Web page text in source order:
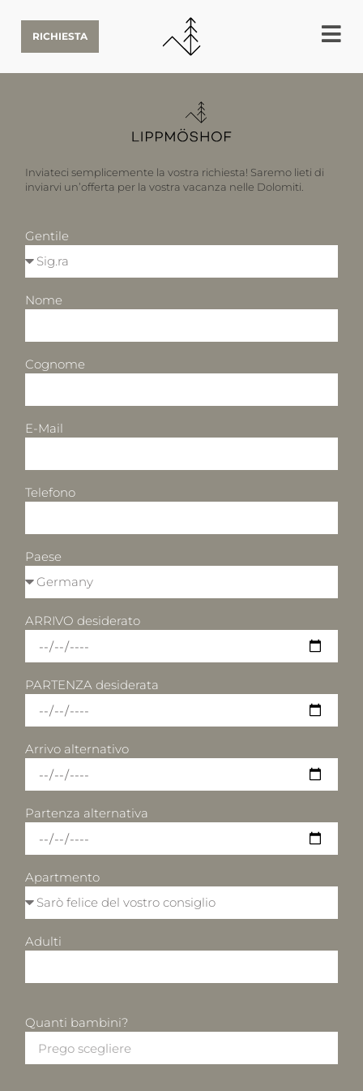
RICHIESTA
Inviateci semplicemente la vostra richiesta! Saremo lieti di
inviarvi un’offerta per la vostra vacanza nelle Dolomiti.
Gentile
Nome
Cognome
E-Mail
Telefono
Paese
ARRIVO desiderato
PARTENZA desiderata
Arrivo alternativo
Partenza alternativa
Apartmento
Adulti
Quanti bambini?